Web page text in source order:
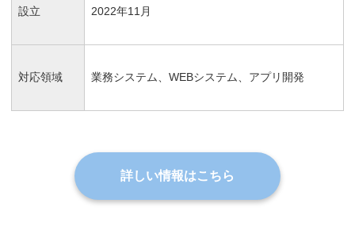
設立 2022年11月
対応領域 業務システム、WEBシステム、アプリ開発
詳しい情報はこちら